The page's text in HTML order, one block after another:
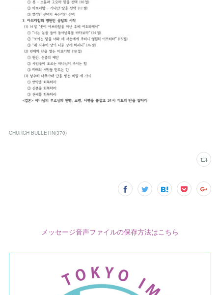
CHURCH BULLETIN(370)
メッセージ音声ファイルの保存方法はこちら